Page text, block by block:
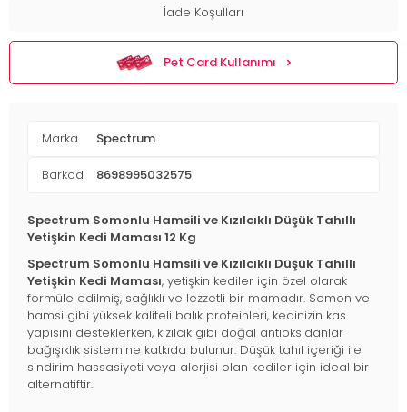
İade Koşulları
Pet Card Kullanımı
Marka Spectrum
Barkod 8698995032575
Spectrum Somonlu Hamsili ve Kızılcıklı Düşük Tahıllı
Yetişkin Kedi Maması 12 Kg
Spectrum Somonlu Hamsili ve Kızılcıklı Düşük Tahıllı
Yetişkin Kedi Maması, yetişkin kediler için özel olarak
formüle edilmiş, sağlıklı ve lezzetli bir mamadır. Somon ve
hamsi gibi yüksek kaliteli balık proteinleri, kedinizin kas
yapısını desteklerken, kızılcık gibi doğal antioksidanlar
bağışıklık sistemine katkıda bulunur. Düşük tahıl içeriği ile
sindirim hassasiyeti veya alerjisi olan kediler için ideal bir
alternatiftir.